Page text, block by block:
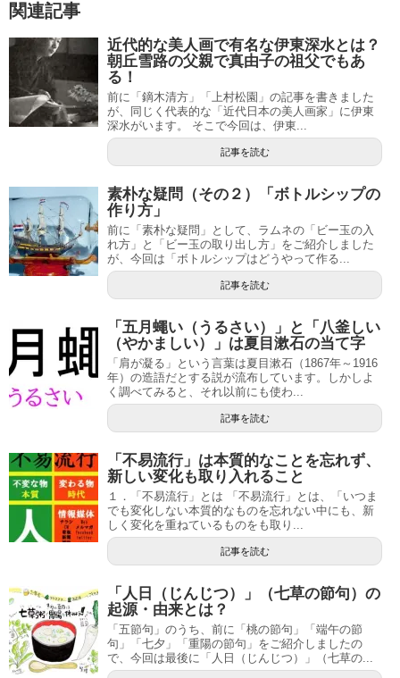
関連記事
近代的な美人画で有名な伊東深水とは？
朝丘雪路の父親で真由子の祖父でもあ
る！
前に「鏑木清方」「上村松園」の記事を書きました
が、同じく代表的な「近代日本の美人画家」に伊東
深水がいます。 そこで今回は、伊東...
記事を読む
素朴な疑問（その２）「ボトルシップの
作り方」
前に「素朴な疑問」として、ラムネの「ビー玉の入
れ方」と「ビー玉の取り出し方」をご紹介しました
が、今回は「ボトルシップはどうやって作る...
記事を読む
「五月蠅い（うるさい）」と「八釜しい
（やかましい）」は夏目漱石の当て字
「肩が凝る」という言葉は夏目漱石（1867年～1916
年）の造語だとする説が流布しています。しかしよ
く調べてみると、それ以前にも使わ...
記事を読む
「不易流行」は本質的なことを忘れず、
新しい変化も取り入れること
１．「不易流行」とは 「不易流行」とは、「いつま
でも変化しない本質的なものを忘れない中にも、新
しく変化を重ねているものをも取り...
記事を読む
「人日（じんじつ）」（七草の節句）の
起源・由来とは？
「五節句」のうち、前に「桃の節句」「端午の節
句」「七夕」「重陽の節句」をご紹介しましたの
で、今回は最後に「人日（じんじつ）」（七草の...